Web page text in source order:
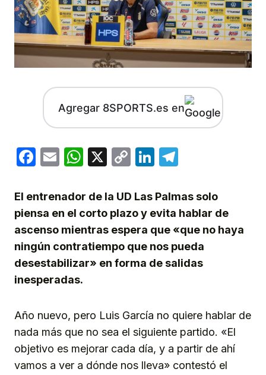
Agregar 8SPORTS.es en
Facebook
EmailWhatsApp
X
CopyLinkedIn
El entrenador de la UD Las Palmas solo
piensa en el corto plazo y evita hablar de
ascenso mientras espera que «que no haya
ningún contratiempo que nos pueda
desestabilizar» en forma de salidas
inesperadas.
Año nuevo, pero Luis García no quiere hablar de
nada más que no sea el siguiente partido. «El
objetivo es mejorar cada día, y a partir de ahí
vamos a ver a dónde nos lleva» contestó el